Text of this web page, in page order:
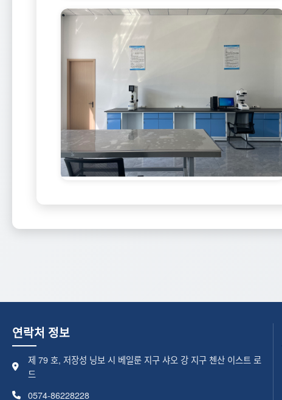
연락처 정보
제 79 호, 저장성 닝보 시 베일룬 지구 샤오 강 지구 첸산 이스트 로
드
0574-86228228